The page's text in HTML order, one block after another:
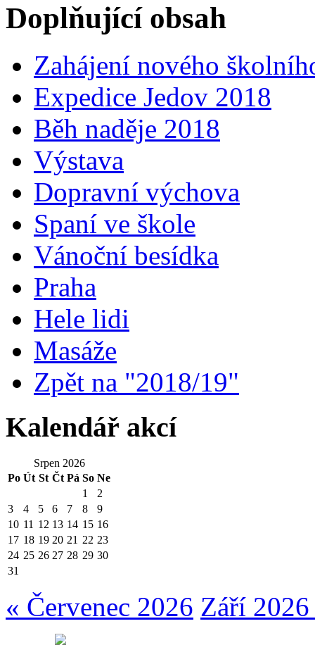
Doplňující obsah
Zahájení nového
Expedice Jedov 2018
Běh naděje 2018
Výstava
Dopravní výchova
Spaní ve škole
Vánoční besídka
Praha
Hele lidi
Masáže
Zpět na "2018/19"
Kalendář akcí
Srpen 2026
Po Út St Čt Pá So Ne
1
2
3
4 5 6 7 8
9
10 11 12 13 14 15 16
17 18 19 20 21 22 23
24 25 26 27 28 29 30
31
« Červenec 2026 Září